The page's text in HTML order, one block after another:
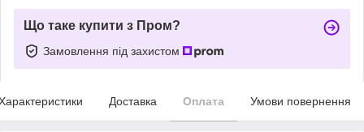
Що таке купити з Пром?
Замовлення під захистом
Доставка Оплата Умови повернення